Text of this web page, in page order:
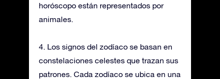
horóscopo están representados por
animales.
4. Los signos del zodíaco se basan en
constelaciones celestes que trazan sus
patrones. Cada zodíaco se ubica en una